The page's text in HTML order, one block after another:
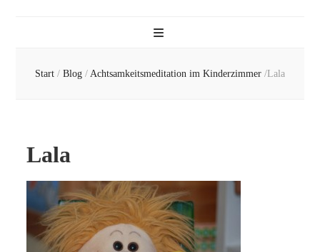
Start / Blog / Achtsamkeitsmeditation im Kinderzimmer /Lala
Lala